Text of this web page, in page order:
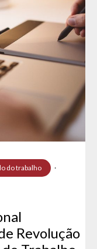
do trabalho
·
Revolução